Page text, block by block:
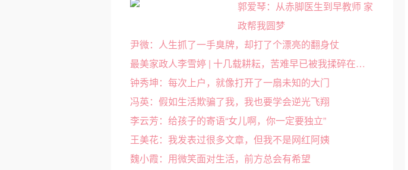
郭爱琴：从赤脚医生到早教师 家
政帮我圆梦
尹微：人生抓了一手臭牌，却打了个漂亮的翻身仗
最美家政人李雪婷 | 十几载耕耘，苦难早已被我揉碎在异乡的黎明
钟秀坤：每次上户，就像打开了一扇未知的大门
冯英：假如生活欺骗了我，我也要学会逆光飞翔
李云芳：给孩子的寄语“女儿啊，你一定要独立”
王美花：我发表过很多文章，但我不是网红阿姨
魏小霞：用微笑面对生活，前方总会有希望